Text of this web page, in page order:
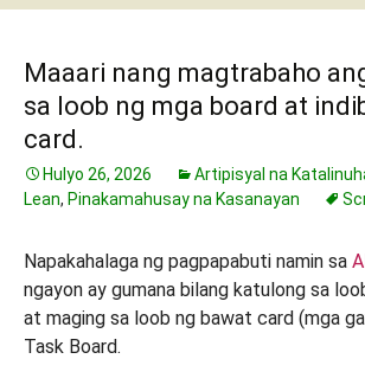
Maaari nang magtrabaho
sa loob ng mga board at
card.
Hulyo 26, 2026 Artipisyal na
Lean, Pinakamahusay na Kasanayan
Napakahalaga ng pagpapabuti namin sa
ngayon ay gumana bilang katulong sa
at maging sa loob ng bawat card (mga
Task Board.